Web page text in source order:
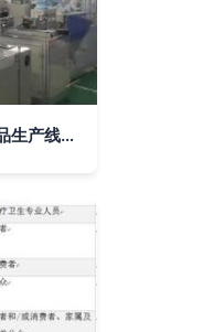
郑州医药企业全力保供 口罩与抗病毒药品生产线全面提速